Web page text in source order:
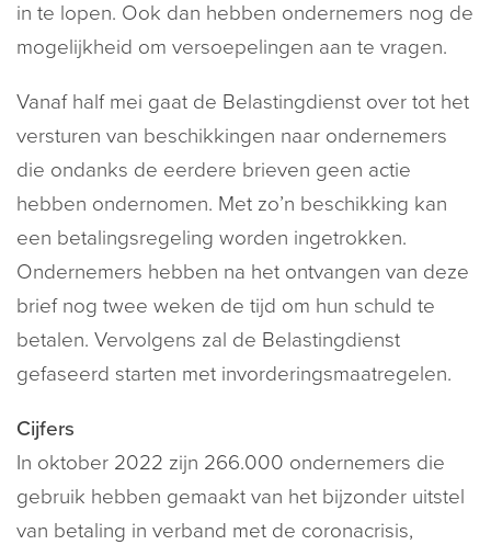
in te lopen. Ook dan hebben ondernemers nog de
mogelijkheid om versoepelingen aan te vragen.
Vanaf half mei gaat de Belastingdienst over tot het
versturen van beschikkingen naar ondernemers
die ondanks de eerdere brieven geen actie
hebben ondernomen. Met zo’n beschikking kan
een betalingsregeling worden ingetrokken.
Ondernemers hebben na het ontvangen van deze
brief nog twee weken de tijd om hun schuld te
betalen. Vervolgens zal de Belastingdienst
gefaseerd starten met invorderingsmaatregelen.
Cijfers
In oktober 2022 zijn 266.000 ondernemers die
gebruik hebben gemaakt van het bijzonder uitstel
van betaling in verband met de coronacrisis,